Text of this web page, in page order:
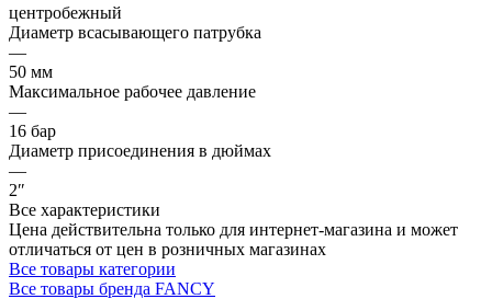
центробежный
Диаметр всасывающего патрубка
—
50 мм
Максимальное рабочее давление
—
16 бар
Диаметр присоединения в дюймах
—
2″
Все характеристики
Цена действительна только для интернет-магазина и может
отличаться от цен в розничных магазинах
Все товары категории
Все товары бренда FANCY